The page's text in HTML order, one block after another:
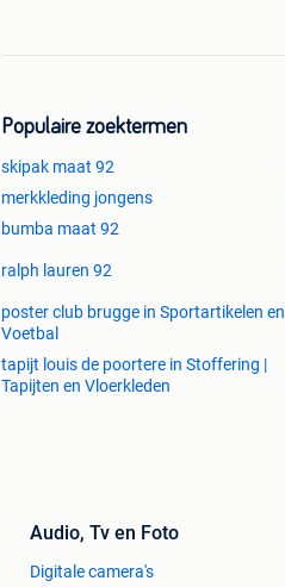
Populaire zoektermen
skipak maat 92
merkkleding jongens
bumba maat 92
ralph lauren 92
poster club brugge in Sportartikelen en
Voetbal
tapijt louis de poortere in Stoffering |
Tapijten en Vloerkleden
Audio, Tv en Foto
Digitale camera's